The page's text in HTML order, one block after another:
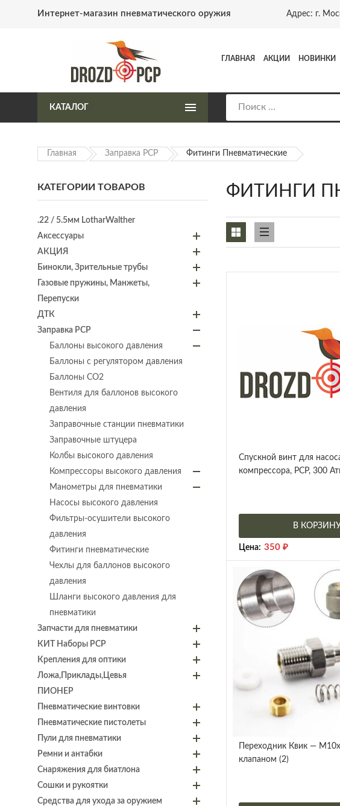
Интернет-магазин пневматического оружия Адрес: г.
ГЛАВНАЯ АКЦИИ НОВИНКИ
КАТАЛОГ
Главная Заправка PCP Фитинги Пневматические
ФИТИНГИ
Спускной винт для
компрессора, PCP, 300
В
Цена: 350 ₽
Переходник Квик —
клапаном (2)
КАТЕГОРИИ ТОВАРОВ
.22 / 5.5мм LotharWalther
Аксессуары
АКЦИЯ
Бинокли, Зрительные трубы
Газовые пружины, Манжеты,
Перепуски
ДТК
Заправка PCP
Баллоны высокого давления
Баллоны с регулятором давления
Баллоны СО2
Вентиля для баллонов высокого
давления
Заправочные станции пневматики
Заправочные штуцера
Колбы высокого давления
Компрессоры высокого давления
Манометры для пневматики
Насосы высокого давления
Фильтры-осушители высокого
давления
Фитинги пневматические
Чехлы для баллонов высокого
давления
Шланги высокого давления для
пневматики
Запчасти для пневматики
КИТ Наборы PCP
Крепления для оптики
Ложа,Приклады,Цевья
ПИОНЕР
Пневматические винтовки
Пневматические пистолеты
Пули для пневматики
Ремни и антабки
Снаряжения для биатлона
Сошки и рукоятки
Средства для ухода за оружием